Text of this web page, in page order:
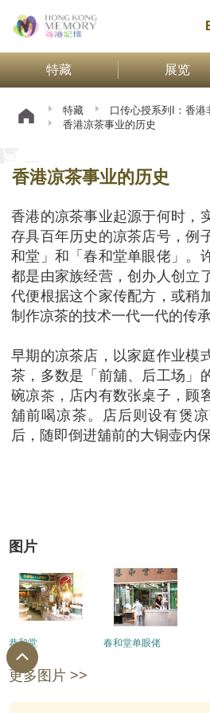
特藏 展览
特藏 口传心授系列I：香港
香港凉茶事业的历史
香港凉茶事业的历史
香港的凉茶事业起源于何时，
存具百年历史的凉茶店号，例
和堂」和「春和堂单眼佬」。
都是由家族经营，创办人创立
代便根据这个家传配方，或稍
制作凉茶的技术一代一代的传承
早期的凉茶店，以家庭作业模
茶，多数是「前舖、后工场」
碗凉茶，店内有数张桌子，顾
舖前喝凉茶。店后则设有煲
后，随即倒进舖前的大铜壶内保
图片
恭和堂 春和堂单眼佬
更多图片 >>